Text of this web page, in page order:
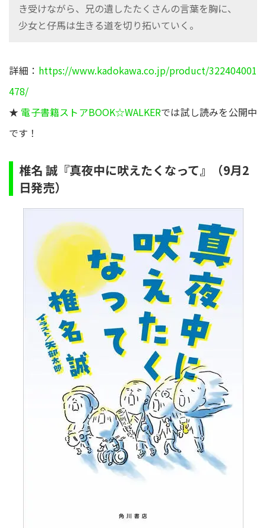
き受けながら、兄の遺したたくさんの言葉を胸に、
少女と仔馬は生きる道を切り拓いていく。
詳細： https://www.kadokawa.co.jp/product/322404001
478/
★ 電子書籍ストアBOOK☆WALKERでは試し読みを公開中
です！
椎名 誠『真夜中に吠えたくなって』（9月2
日発売）